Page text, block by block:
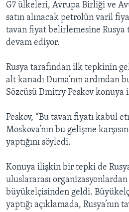
G7 ülkeleri, Avrupa Birliği ve
satın alınacak petrolün varil
tavan fiyat belirlemesine Rusya
devam ediyor.
Rusya tarafından ilk tepkinin
alt kanadı Duma’nın ardından
Sözcüsü Dmitry Peskov konuya
Peskov, “Bu tavan fiyatı kabul
Moskova’nın bu gelişme
yaptığını söyledi.
Konuya ilişkin bir tepki de
uluslararası
büyükelçisinden geldi.
yaptığı açıklamada, Rusya’nın